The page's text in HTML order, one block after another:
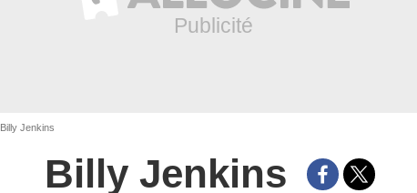
Billy Jenkins
Billy Jenkins